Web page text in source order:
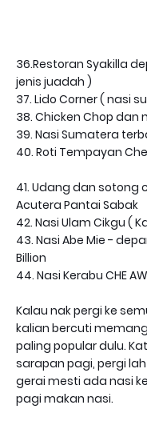
36.Restoran Syakilla
jenis juadah )
37. Lido Corner ( nasi
38. Chicken Chop dan
39. Nasi Sumatera
40. Roti Tempayan
41. Udang dan sotong
Acutera Pantai Sabak
42. Nasi Ulam Cikgu (
43. Nasi Abe Mie -
Billion
44. Nasi Kerabu CHE
Kalau nak pergi ke
kalian bercuti
paling popular dulu.
sarapan pagi, pergi
gerai mesti ada nasi
pagi makan nasi.